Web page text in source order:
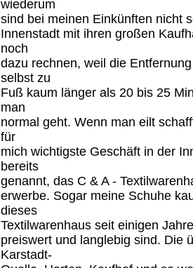
wiederum
sind bei meinen Einkünften nicht
Innenstadt mit ihren großen
noch
dazu rechnen, weil die
selbst zu
Fuß kaum länger als 20 bis 25
man
normal geht. Wenn man eilt
für
mich wichtigste Geschäft in der
bereits
genannt, das C & A -
erwerbe. Sogar meine Schuhe
dieses
Textilwarenhaus seit einigen
preiswert und langlebig sind. Die
Karstadt-